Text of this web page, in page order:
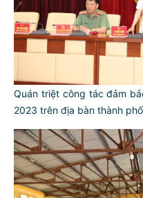
Quán triệt công tác đảm
2023 trên địa bàn thành phố